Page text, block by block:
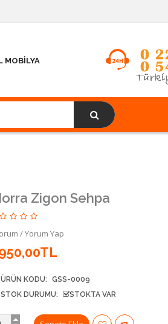
MOBILYA
Zigon Sehpa
/Yorum Yap
ÜRÜN KODU:
GSS-0009
STOK DURUMU:
STOKTA VAR